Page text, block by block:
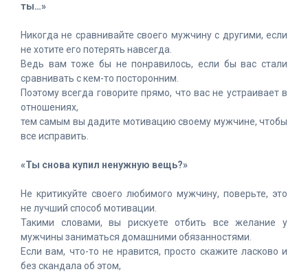
ты…»
Никогда не сравнивайте своего мужчину с другими, если
не хотите его потерять навсегда.
Ведь вам тоже бы не понравилось, если бы вас стали
сравнивать с кем-то посторонним.
Поэтому всегда говорите прямо, что вас не устраивает в
отношениях,
тем самым вы дадите мотивацию своему мужчине, чтобы
все исправить.
«Ты снова купил ненужную вещь?»
Не критикуйте своего любимого мужчину, поверьте, это
не лучший способ мотивации.
Такими словами, вы рискуете отбить все желание у
мужчины заниматься домашними обязанностями.
Если вам, что-то не нравится, просто скажите ласково и
без скандала об этом,